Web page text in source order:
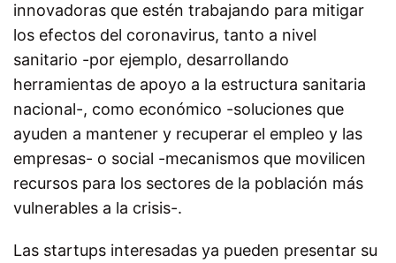
innovadoras que estén trabajando para mitigar
los efectos del coronavirus, tanto a nivel
sanitario -por ejemplo, desarrollando
herramientas de apoyo a la estructura sanitaria
nacional-, como económico -soluciones que
ayuden a mantener y recuperar el empleo y las
empresas- o social -mecanismos que movilicen
recursos para los sectores de la población más
vulnerables a la crisis-.
Las startups interesadas ya pueden presentar su